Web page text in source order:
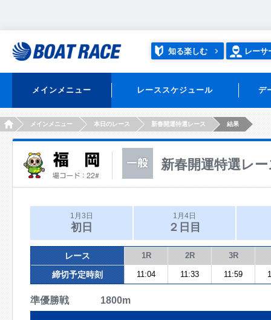
知る楽しむ レーサ
メインメニュー レーススケジュール デ
HOMEメインメニュー 本日のレース 新春開運特選レース 結果
新春開運特選レ
1月3日
初日
1月4日
２日目
レース 1R 2R 3R
締切予定時刻 11:04 11:33 11:59
準優勝戦 1800m